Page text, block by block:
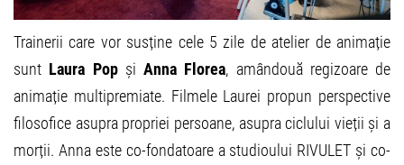
Trainerii care vor susține cele 5 zile de atelier de animație
sunt Laura Pop și Anna Florea, amândouă regizoare de
animație multipremiate. Filmele Laurei propun perspective
filosofice asupra propriei persoane, asupra ciclului vieții și a
morții. Anna este co-fondatoare a studioului RIVULET și co-